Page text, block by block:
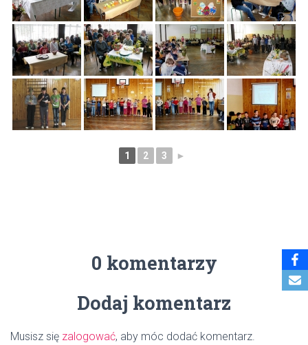
1 2 3 ►
0 komentarzy
Dodaj komentarz
Musisz się zalogować, aby móc dodać komentarz.